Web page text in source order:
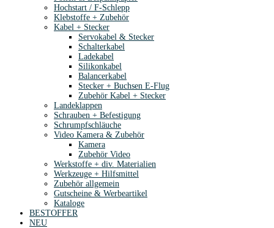
Hochstart / F-Schlepp
Klebstoffe + Zubehör
Kabel + Stecker
Servokabel & Stecker
Schalterkabel
Ladekabel
Silikonkabel
Balancerkabel
Stecker + Buchsen E-Flug
Zubehör Kabel + Stecker
Landeklappen
Schrauben + Befestigung
Schrumpfschläuche
Video Kamera & Zubehör
Kamera
Zubehör Video
Werkstoffe + div. Materialien
Werkzeuge + Hilfsmittel
Zubehör allgemein
Gutscheine & Werbeartikel
Kataloge
BESTOFFER
NEU